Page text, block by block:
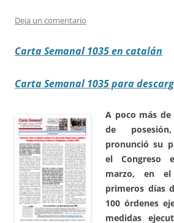
Deja un comentario
Carta Semanal 1035 en catalán
Carta Semanal 1035 para
A poco más
de
pronunció su
el Congreso
marzo, en
primeros días
100 órdenes
medidas